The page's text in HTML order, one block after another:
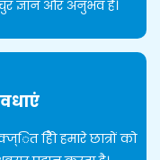
ज्ञान और अनुभव है।
हैिो हमारे छात्रों को